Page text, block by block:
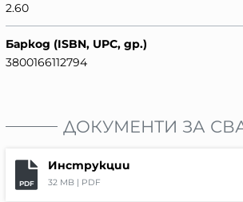
2.60
Баркод (ISBN, UPC, др.)
3800166112794
ДОКУМЕНТИ ЗА
PDF
Инструкции
32 MB | PDF